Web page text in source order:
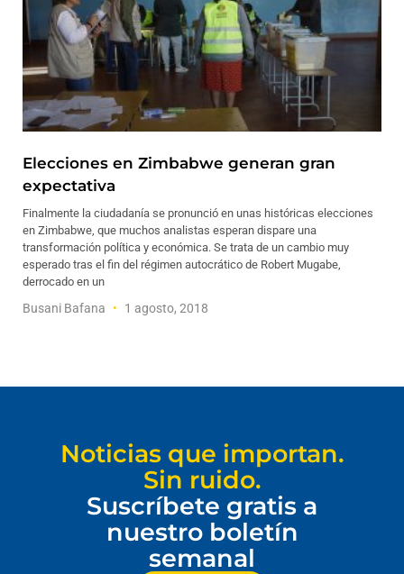
Elecciones en Zimbabwe generan gran
expectativa
Finalmente la ciudadanía se pronunció en unas históricas elecciones
en Zimbabwe, que muchos analistas esperan dispare una
transformación política y económica. Se trata de un cambio muy
esperado tras el fin del régimen autocrático de Robert Mugabe,
derrocado en un
Busani Bafana 1 agosto, 2018
Noticias que importan.
Sin ruido.
Suscríbete gratis a
nuestro boletín
semanal